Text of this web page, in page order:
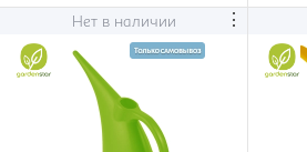
Нет в наличии ⋮